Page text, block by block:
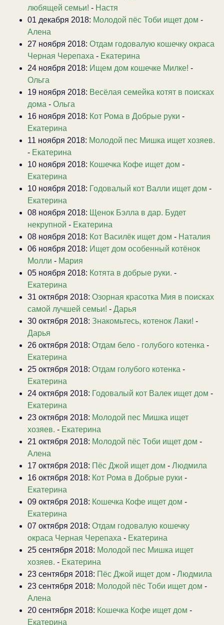
любящей семьи! - Настя
01 декабря 2018: Молодой пёс Тоби ищет дом -
Алена
27 ноября 2018: Отдам годовалую кошечку окраса
Черная Черепаха - Екатерина
24 ноября 2018: Ищем дом кошечке Милке! -
Ольга
19 ноября 2018: Весёлая семейка котят в поисках
дома - Ольга
16 ноября 2018: Кот Рома в Добрые руки -
Екатерина
11 ноября 2018: Молодой пес Мишка ищет хозяев.
- Екатерина
10 ноября 2018: Кошечка Кофе ищет дом -
Екатерина
10 ноября 2018: Годовалый кот Валли ищет дом -
Екатерина
08 ноября 2018: Щенок Бэлла в дар. Будет
некрупной - Екатерина
08 ноября 2018: Кот Василёк ищет дом - Наталия
06 ноября 2018: Ищет дом особенный котёнок
Молли - Мария
05 ноября 2018: Котята в добрые руки. -
Екатерина
31 октября 2018: Озорная красотка Мия в поисках
самой лучшей семьи! - Дарья
30 октября 2018: Знакомьтесь, котенок Лаки! -
Дарья
26 октября 2018: Отдам бело - голубого котенка -
Екатерина
25 октября 2018: Отдам голубого котенка -
Екатерина
24 октября 2018: Годовалый кот Валек ищет дом -
Екатерина
23 октября 2018: Молодой пес Мишка ищет
хозяев. - Екатерина
21 октября 2018: Молодой пёс Тоби ищет дом -
Алена
17 октября 2018: Пёс Джой ищет дом - Людмила
16 октября 2018: Кот Рома в Добрые руки -
Екатерина
09 октября 2018: Кошечка Кофе ищет дом -
Екатерина
07 октября 2018: Отдам годовалую кошечку
окраса Черная Черепаха - Екатерина
25 сентября 2018: Молодой пес Мишка ищет
хозяев. - Екатерина
23 сентября 2018: Пёс Джой ищет дом - Людмила
23 сентября 2018: Молодой пёс Тоби ищет дом -
Алена
20 сентября 2018: Кошечка Кофе ищет дом -
Екатерина